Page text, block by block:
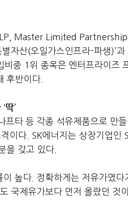
Master Limited
자산(오일가스인프라-파생)’
비중 1위 종목은 엔터프라이즈
후반이다.
딱’
프타 등 각종 석유제품으로 만
이다. SK에너지는 상장기업
을 갖고 있다.
높다. 정확하게는 저유가였
국제유가보다 먼저 올랐던 것